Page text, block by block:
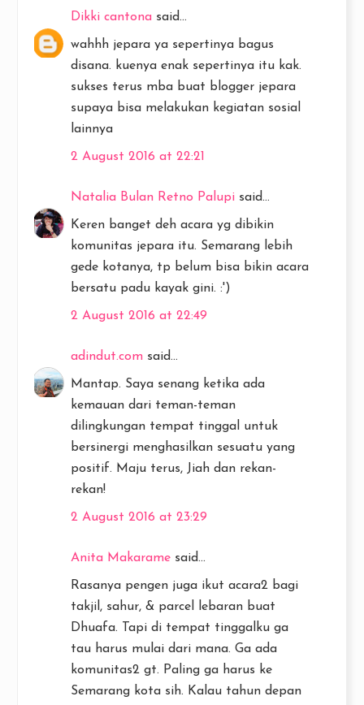
Dikki cantona said...
wahhh jepara ya sepertinya bagus
disana. kuenya enak sepertinya itu kak.
sukses terus mba buat blogger jepara
supaya bisa melakukan kegiatan sosial
lainnya
2 August 2016 at 22:21
Natalia Bulan Retno Palupi said...
Keren banget deh acara yg dibikin
komunitas jepara itu. Semarang lebih
gede kotanya, tp belum bisa bikin acara
bersatu padu kayak gini. :')
2 August 2016 at 22:49
adindut.com said...
Mantap. Saya senang ketika ada
kemauan dari teman-teman
dilingkungan tempat tinggal untuk
bersinergi menghasilkan sesuatu yang
positif. Maju terus, Jiah dan rekan-
rekan!
2 August 2016 at 23:29
Anita Makarame said...
Rasanya pengen juga ikut acara2 bagi
takjil, sahur, & parcel lebaran buat
Dhuafa. Tapi di tempat tinggalku ga
tau harus mulai dari mana. Ga ada
komunitas2 gt. Paling ga harus ke
Semarang kota sih. Kalau tahun depan